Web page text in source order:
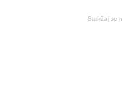
Sadržaj se